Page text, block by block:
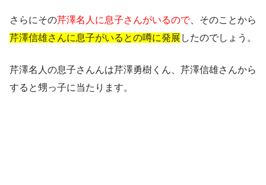
さらにその芹澤名人に息子さんがいるので、そのことから
芹澤信雄さんに息子がいるとの噂に発展 したのでしょう。
芹澤名人の息子さんんは芹澤勇樹くん、芹澤信雄さんから
すると甥っ子に当たります。